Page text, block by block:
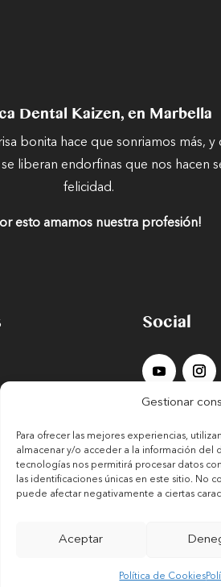
Gestionar
Para ofrecer las mejores experiencias,
almacenar y/o acceder a la información del
tecnologías nos permitirá procesar datos
las identificaciones únicas en este sitio. No
puede afectar negativamente a ciertas
Aceptar
Política de Cookies
Dental Kaizen, en Marbella
bonita hace que sonriamos más, y
liberan endorfinas que nos hacen
felicidad.
esto amamos nuestra profesión!
Social